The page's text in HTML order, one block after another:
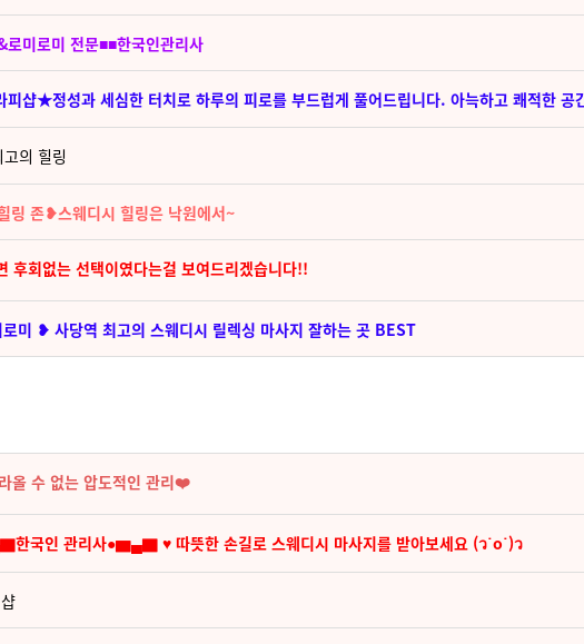
미로미 전문■■한국인관리사
의 힐링
링 존❥스웨디시 힐링은 낙원에서~
후회없는 선택이였다는걸 보여드리겠습니다!!
미 ❥ 사당역 최고의 스웨디시 릴렉싱 마사지 잘하는 곳 BEST
올 수 없는 압도적인 관리❤️‍
국인 관리사●▆▄▇ ♥ 따뜻한 손길로 스웨디시 마사지를 받아보세요 (ว˙o˙)ว